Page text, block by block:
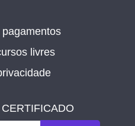
livres